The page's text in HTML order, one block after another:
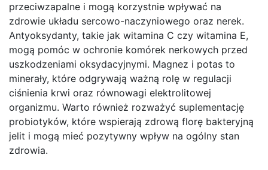
przeciwzapalne i mogą korzystnie wpływać na
zdrowie układu sercowo-naczyniowego oraz nerek.
Antyoksydanty, takie jak witamina C czy witamina E,
mogą pomóc w ochronie komórek nerkowych przed
uszkodzeniami oksydacyjnymi. Magnez i potas to
minerały, które odgrywają ważną rolę w regulacji
ciśnienia krwi oraz równowagi elektrolitowej
organizmu. Warto również rozważyć suplementację
probiotyków, które wspierają zdrową florę bakteryjną
jelit i mogą mieć pozytywny wpływ na ogólny stan
zdrowia.